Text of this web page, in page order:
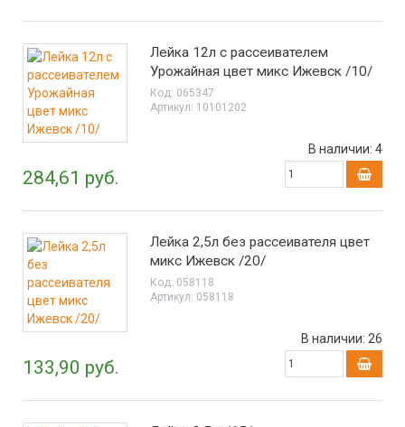
Лейка 12л с рассеивателем
Урожайная цвет микс Ижевск /10/
Код: 065347
Артикул: 10101202
284,61 руб.
В наличии: 4
Лейка 2,5л без рассеивателя цвет
микс Ижевск /20/
Код: 058118
Артикул: 058118
133,90 руб.
В наличии: 26